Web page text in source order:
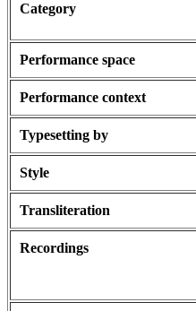
Category
Performance space
Performance context
Typesetting by
Style
Transliteration
Recordings